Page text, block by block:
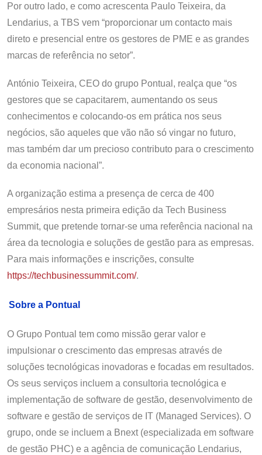
Por outro lado, e como acrescenta Paulo Teixeira, da
Lendarius, a TBS vem “proporcionar um contacto mais
direto e presencial entre os gestores de PME e as grandes
marcas de referência no setor”.
António Teixeira, CEO do grupo Pontual, realça que “os
gestores que se capacitarem, aumentando os seus
conhecimentos e colocando-os em prática nos seus
negócios, são aqueles que vão não só vingar no futuro,
mas também dar um precioso contributo para o crescimento
da economia nacional”.
A organização estima a presença de cerca de 400
empresários nesta primeira edição da Tech Business
Summit, que pretende tornar-se uma referência nacional na
área da tecnologia e soluções de gestão para as empresas.
Para mais informações e inscrições, consulte
https://techbusinessummit.com/.
Sobre a Pontual
O Grupo Pontual tem como missão gerar valor e
impulsionar o crescimento das empresas através de
soluções tecnológicas inovadoras e focadas em resultados.
Os seus serviços incluem a consultoria tecnológica e
implementação de software de gestão, desenvolvimento de
software e gestão de serviços de IT (Managed Services). O
grupo, onde se incluem a Bnext (especializada em software
de gestão PHC) e a agência de comunicação Lendarius,